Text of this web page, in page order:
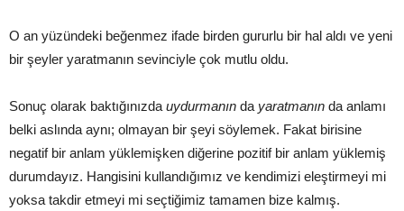
O an yüzündeki beğenmez ifade birden gururlu bir hal aldı ve yeni
bir şeyler yaratmanın sevinciyle çok mutlu oldu.
Sonuç olarak baktığınızda uydurmanın da yaratmanın da anlamı
belki aslında aynı; olmayan bir şeyi söylemek. Fakat birisine
negatif bir anlam yüklemişken diğerine pozitif bir anlam yüklemiş
durumdayız. Hangisini kullandığımız ve kendimizi eleştirmeyi mi
yoksa takdir etmeyi mi seçtiğimiz tamamen bize kalmış.